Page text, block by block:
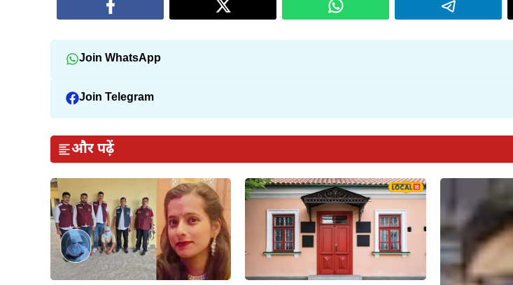
Join WhatsApp
Join Telegram
और पढ़ें